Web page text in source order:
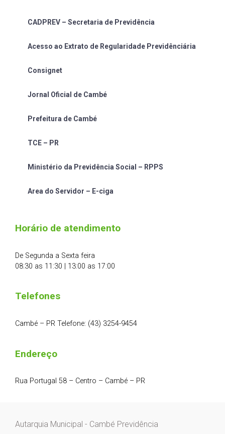
CADPREV – Secretaria de Previdência
Acesso ao Extrato de Regularidade Previdênciária
Consignet
Jornal Oficial de Cambé
Prefeitura de Cambé
TCE – PR
Ministério da Previdência Social – RPPS
Area do Servidor – E-ciga
Horário de atendimento
De Segunda a Sexta feira
08:30 as 11:30 | 13:00 as 17:00
Telefones
Cambé – PR Telefone: (43) 3254-9454
Endereço
Rua Portugal 58 – Centro – Cambé – PR
Autarquia Municipal - Cambé Previdência